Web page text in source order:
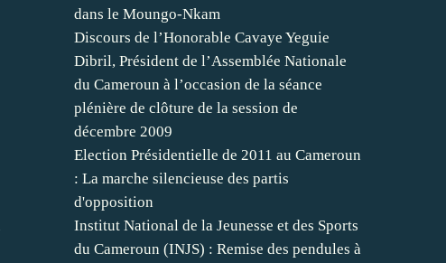
dans le Moungo-Nkam
Discours de l’Honorable Cavaye Yeguie
Dibril, Président de l’Assemblée Nationale
du Cameroun à l’occasion de la séance
plénière de clôture de la session de
décembre 2009
Election Présidentielle de 2011 au Cameroun
: La marche silencieuse des partis
d'opposition
Institut National de la Jeunesse et des Sports
du Cameroun (INJS) : Remise des pendules à